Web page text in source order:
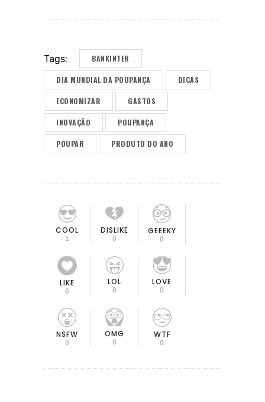
Tags: BANKINTER
DIA MUNDIAL DA POUPANÇA DICAS
ECONOMIZAR GASTOS
INOVAÇÃO POUPANÇA
POUPAR PRODUTO DO ANO
COOL
1
DISLIKE
0
GEEEKY
0
LIKE
0
LOL
0
LOVE
0
NSFW
0
OMG
0
WTF
0